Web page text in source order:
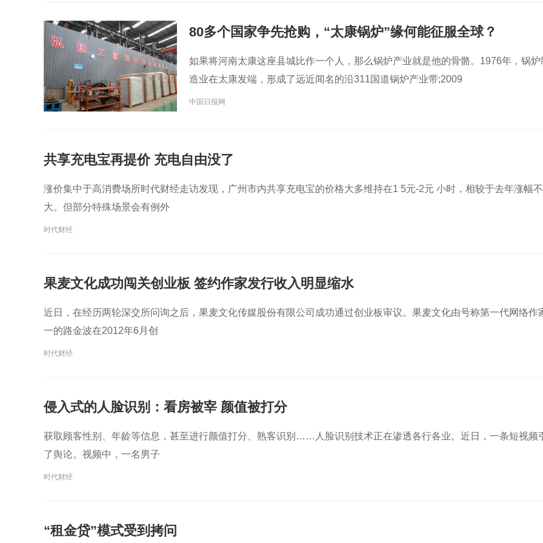
80多个国家争先抢购，“太康锅炉”缘何能征服全球？
如果将河南太康这座县城比作一个人，那么锅炉产业就是他的骨骼。1976年，锅炉
造业在太康发端，形成了远近闻名的沿311国道锅炉产业带;2009
中国日报网
共享充电宝再提价 充电自由没了
涨价集中于高消费场所时代财经走访发现，广州市内共享充电宝的价格大多维持在1 5元-2元 小时，相较于去年涨幅不
大。但部分特殊场景会有例外
时代财经
果麦文化成功闯关创业板 签约作家发行收入明显缩水
近日，在经历两轮深交所问询之后，果麦文化传媒股份有限公司成功通过创业板审议。果麦文化由号称第一代网络作
一的路金波在2012年6月创
时代财经
侵入式的人脸识别：看房被宰 颜值被打分
获取顾客性别、年龄等信息，甚至进行颜值打分、熟客识别……人脸识别技术正在渗透各行各业。近日，一条短视频
了舆论。视频中，一名男子
时代财经
“租金贷”模式受到拷问